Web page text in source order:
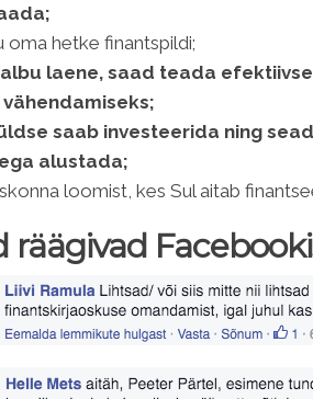
oma hetke finantspildi;
laene, saad teada
saab investeerida ning
alustada;
loomist, kes Sul aitab
räägivad